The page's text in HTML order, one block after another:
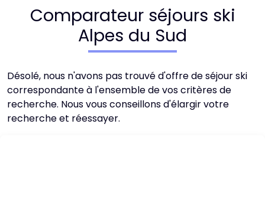
Comparateur séjours ski
Alpes du Sud
Désolé, nous n'avons pas trouvé d'offre de séjour ski
correspondante à l'ensemble de vos critères de
recherche. Nous vous conseillons d'élargir votre
recherche et réessayer.